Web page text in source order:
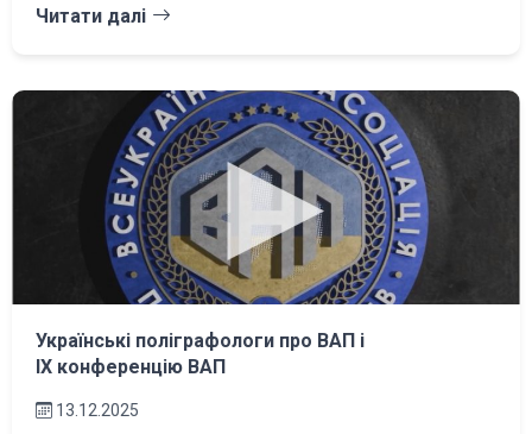
Читати далі
Українські поліграфологи про ВАП і
ІХ конференцію ВАП
13.12.2025